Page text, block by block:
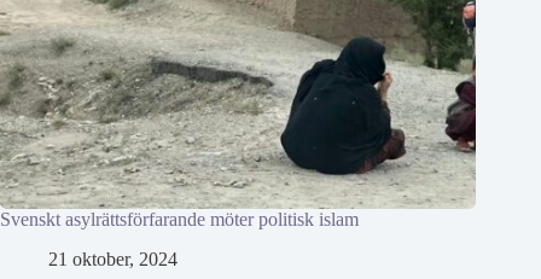
Svenskt asylrättsförfarande möter politisk islam
21 oktober, 2024